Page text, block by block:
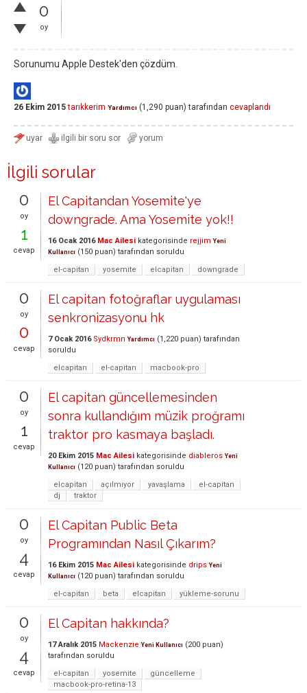
0
oy
Sorunumu Apple Destek'den çözdüm.
26 Ekim 2015 tarıkkerim Yardımcı (1,290 puan) tarafından cevaplandı
İlgili sorular
0
oy
1
cevap
El Capitandan Yosemite'ye
downgrade. Ama Yosemite yok!!
16 Ocak 2016 Mac Ailesi kategorisinde rejjim Yeni
Kullanıcı (150 puan) tarafından soruldu
el-capitan
yosemite elcapitan downgrade
0
oy
0
cevap
El capitan fotoğraflar uygulaması
senkronizasyonu hk
7 Ocak 2016 Sydkrmn Yardımcı (1,220 puan) tarafından
soruldu
elcapitan
el-capitan macbook-pro
0
oy
1
cevap
El capitan güncellemesinden
sonra kullandığım müzik proğramı
traktor pro kasmaya başladı.
20 Ekim 2015 Mac Ailesi kategorisinde diableros Yeni
Kullanıcı (120 puan) tarafından soruldu
elcapitan
açılmıyor yavaşlama
el-capitan
dj
traktor
0
oy
4
cevap
El Capitan Public Beta
Programından Nasıl Çıkarım?
16 Ekim 2015 Mac Ailesi kategorisinde drips Yeni
Kullanıcı (120 puan) tarafından soruldu
el-capitan
beta elcapitan yükleme-sorunu
0
oy
4
cevap
El Capitan hakkında?
17 Aralık 2015 Mackenzie Yeni Kullanıcı (200 puan)
tarafından soruldu
el-capitan
yosemite
güncelleme
macbook-pro-retina-13